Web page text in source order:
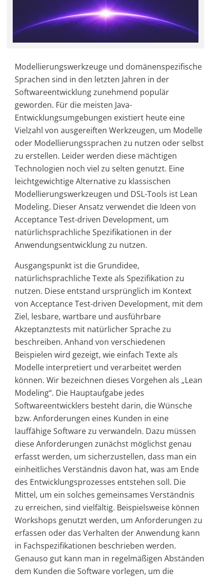
Modellierungswerkzeuge und domänenspezifische
Sprachen sind in den letzten Jahren in der
Softwareentwicklung zunehmend populär
geworden. Für die meisten Java-
Entwicklungsumgebungen existiert heute eine
Vielzahl von ausgereiften Werkzeugen, um Modelle
oder Modellierungssprachen zu nutzen oder selbst
zu erstellen. Leider werden diese mächtigen
Technologien noch viel zu selten genutzt. Eine
leichtgewichtige Alternative zu klassischen
Modellierungswerkzeugen und DSL-Tools ist Lean
Modeling. Dieser Ansatz verwendet die Ideen von
Acceptance Test-driven Development, um
natürlichsprachliche Spezifikationen in der
Anwendungsentwicklung zu nutzen.
Ausgangspunkt ist die Grundidee,
natürlichsprachliche Texte als Spezifikation zu
nutzen. Diese entstand ursprünglich im Kontext
von Acceptance Test-driven Development, mit dem
Ziel, lesbare, wartbare und ausführbare
Akzeptanztests mit natürlicher Sprache zu
beschreiben. Anhand von verschiedenen
Beispielen wird gezeigt, wie einfach Texte als
Modelle interpretiert und verarbeitet werden
können. Wir bezeichnen dieses Vorgehen als „Lean
Modeling“. Die Hauptaufgabe jedes
Softwareentwicklers besteht darin, die Wünsche
bzw. Anforderungen eines Kunden in eine
lauffähige Software zu verwandeln. Dazu müssen
diese Anforderungen zunächst möglichst genau
erfasst werden, um sicherzustellen, dass man ein
einheitliches Verständnis davon hat, was am Ende
des Entwicklungsprozesses entstehen soll. Die
Mittel, um ein solches gemeinsames Verständnis
zu erreichen, sind vielfältig. Beispielsweise können
Workshops genutzt werden, um Anforderungen zu
erfassen oder das Verhalten der Anwendung kann
in Fachspezifikationen beschrieben werden.
Genauso gut kann man in regelmäßigen Abständen
dem Kunden die Software vorlegen, um die